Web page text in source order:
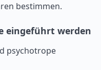
bestimmen.
eingeführt werden
psychotrope